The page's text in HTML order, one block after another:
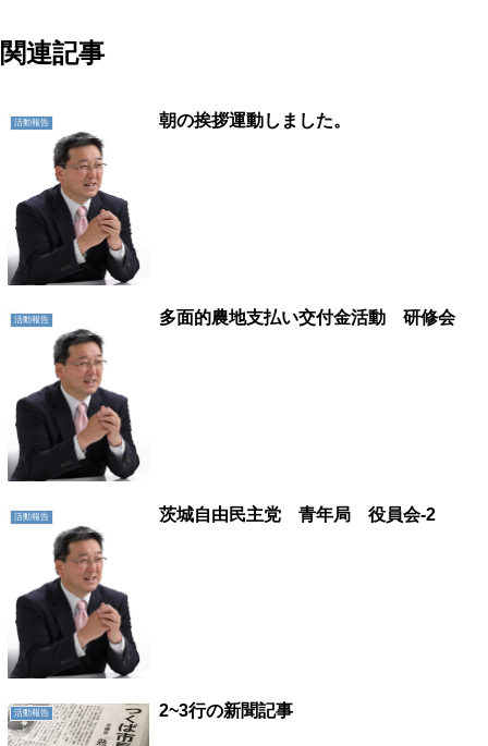
関連記事
活動報告 朝の挨拶運動しました。
活動報告 多面的農地支払い交付金活動 研修会
活動報告 茨城自由民主党 青年局 役員会-2
活動報告 2~3行の新聞記事